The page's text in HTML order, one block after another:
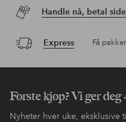
Handle nå, betal
Express Få
Første kjøp? Vi ger deg
Nyheter hver uke,